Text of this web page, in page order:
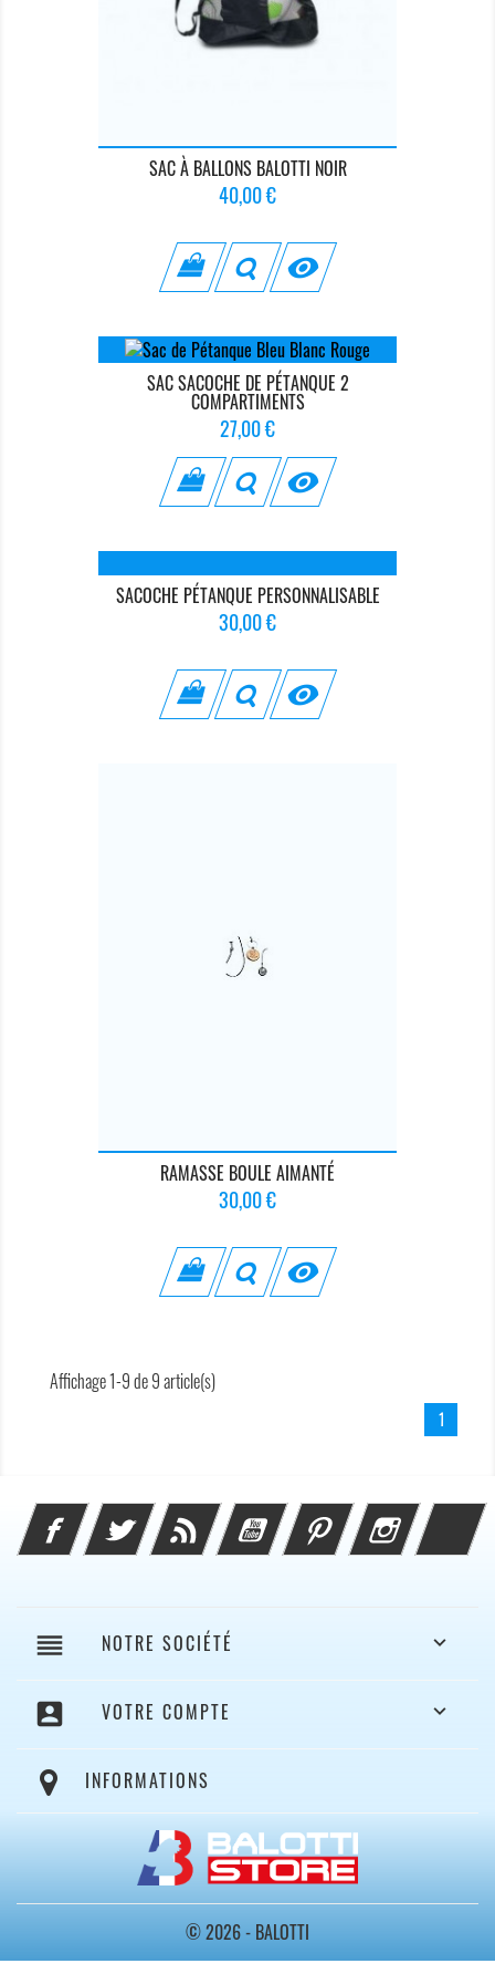
SAC À BALLONS BALOTTI NOIR
Prix
40,00 €

SAC SACOCHE DE PÉTANQUE 2
COMPARTIMENTS
Prix
27,00 €

SACOCHE PÉTANQUE PERSONNALISABLE
Prix
30,00 €

RAMASSE BOULE AIMANTÉ
Prix
30,00 €

Affichage 1-9 de 9 article(s)
1
FacebookTwitter Rss YouTube PinterestInstagram
reorder NOTRE SOCIÉTÉ 
account_box VOTRE COMPTE 
INFORMATIONS
© 2026 - BALOTTI